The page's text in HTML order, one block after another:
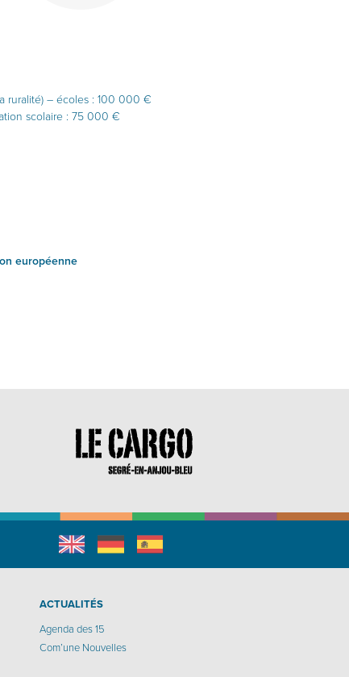
ruralité) – écoles : 100 000 €
scolaire : 75 000 €
européenne
English Allemandespagnol
ACTUALITÉS
Agenda des 15
Com’une Nouvelles